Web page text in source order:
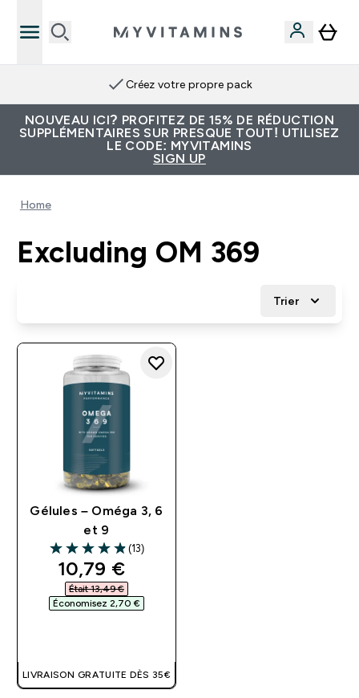
Créez votre propre pack
NOUVEAU ICI? PROFITEZ DE 15% DE RÉDUCTION
SUPPLÉMENTAIRES SUR PRESQUE TOUT! UTILISEZ
LE CODE: MYVITAMINS
SIGN UP
Home
Excluding OM 369
Trier
Gélules – Oméga 3, 6
et 9
4.85 out of 5 stars
(13)
discounted price
10,79 €‎
Était 13,49 €‎
Économisez 2,70 €‎
LIVRAISON GRATUITE DÈS 35€